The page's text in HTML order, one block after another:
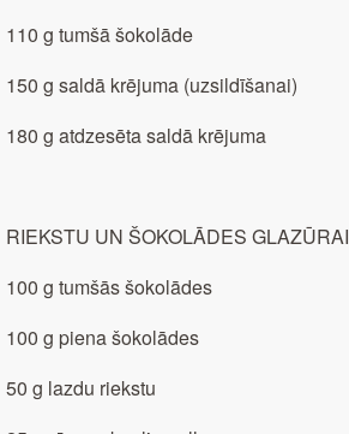
110 g tumšā šokolāde
150 g saldā krējuma (uzsildīšanai)
180 g atdzesēta saldā krējuma
RIEKSTU UN ŠOKOLĀDES GLAZŪRAI
100 g tumšās šokolādes
100 g piena šokolādes
50 g lazdu riekstu